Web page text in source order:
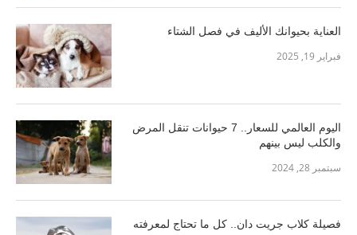
العناية بحيوانك الأليف في فصل الشتاء
فبراير 19, 2025
اليوم العالمي للسعار.. 7 حيوانات تنقل المرض
والكلب ليس بينهم
سبتمبر 28, 2024
فصيلة كلاب جريت دان.. كل ما تحتاج لمعرفته